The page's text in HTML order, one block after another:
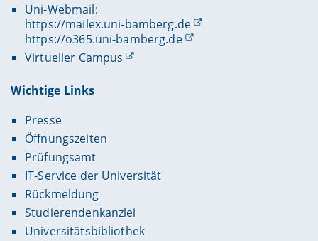
Uni-Webmail:
https://mailex.uni-bamberg.de
https://o365.uni-bamberg.de
Virtueller Campus
Wichtige Links
Presse
Öffnungszeiten
Prüfungsamt
IT-Service der Universität
Rückmeldung
Studierendenkanzlei
Universitätsbibliothek